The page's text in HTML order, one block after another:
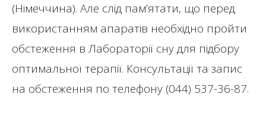
(Німеччина). Але слід пам’ятати, що перед
використанням апаратів необхідно пройти
обстеження в Лабораторії сну для підбору
оптимальної терапії. Консультації та запис
на обстеження по телефону (044) 537-36-87.